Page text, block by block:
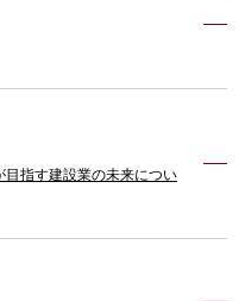
目指す建設業の未来につい